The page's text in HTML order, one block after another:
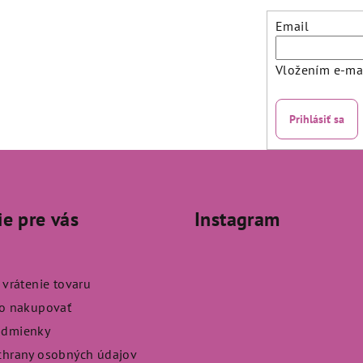
Email
Vložením e-
Prihlásiť sa
pre vás
vrátenie tovaru
nakupovať
osobných údajov
Instagram